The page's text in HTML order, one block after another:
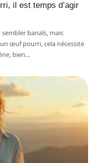
il est temps d’agir
banals, mais
œuf pourri, cela nécessite
bien…